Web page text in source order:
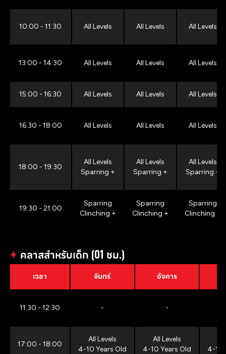
10:00 - 11:30 All Levels All Levels All Levels
13:00 - 14:30 All Levels All Levels All Levels
15:00 - 16:30 All Levels All Levels All Levels
16:30 - 18:00 All Levels All Levels All Levels
18:00 - 19:30
All Levels
Sparring +
All Levels
Sparring +
All Levels
Sparring +
19:30 - 21:00
Sparring
Clinching +
Sparring
Clinching +
Sparring
Clinching +
✦ คลาสสำหรับเด็ก (01 ชม.)
เวลา จันทร์ อังคาร
11:30 - 12:30 - -
17:00 - 18:00
All Levels
4-10 Years Old
All Levels
4-10 Years Old
4-10